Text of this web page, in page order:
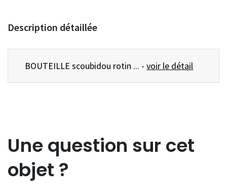
Description détaillée
BOUTEILLE scoubidou rotin ... - voir le détail
Une question sur cet
objet ?